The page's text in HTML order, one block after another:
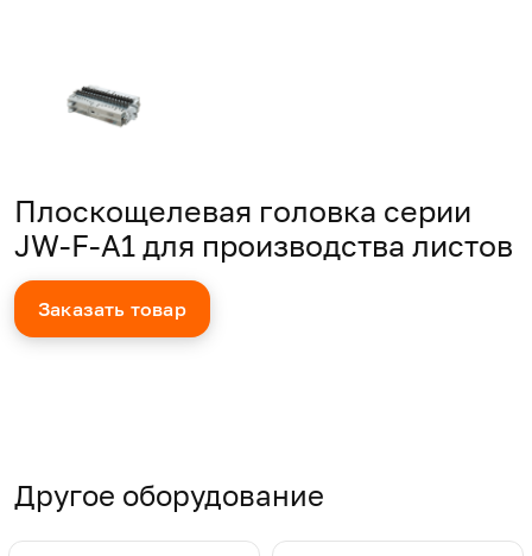
Плоскощелевая головка серии
JW-F-A1 для производства листов
Заказать товар
Другое оборудование